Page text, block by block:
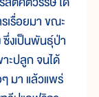
เรื่อยมา ขณะ
งเป็นพันธุ์ป่า
ะปลูก จนได้
มา แล้วแพร่